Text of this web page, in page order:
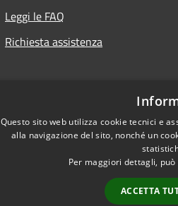
Leggi le FAQ
Richiesta assistenza
Questo sito web utilizza cookie tecnici e
alla navigazione del sito, nonché un
Per maggiori dettagli,
ACCETTA